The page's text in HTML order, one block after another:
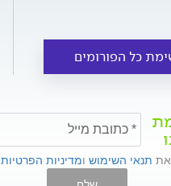
כל הפורומים
את תנאי השימוש ומדיניות הפרטיות